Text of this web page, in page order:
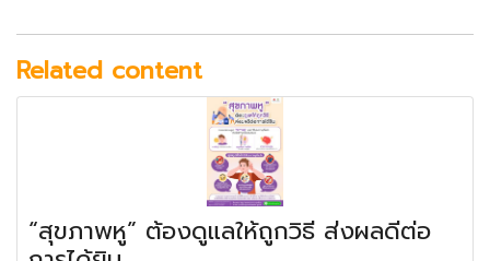
Related content
“สุขภาพหู” ต้องดูแลให้ถูกวิธี ส่งผลดีต่อ